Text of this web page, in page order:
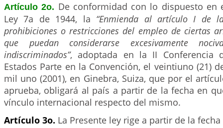
Artículo 2o. De conformidad con lo dispuesto en
Ley 7a de 1944, la “Enmienda al artículo I de
prohibiciones o restricciones del empleo de ciertas
que puedan considerarse excesivamente
indiscriminados”, adoptada en la II Conferencia
Estados Parte en la Convención, el veintiuno (21)
mil uno (2001), en Ginebra, Suiza, que por el
aprueba, obligará al país a partir de la fecha en
vínculo internacional respecto del mismo.
Artículo 3o. La Presente ley rige a partir de la